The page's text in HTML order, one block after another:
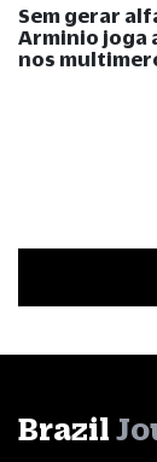
Sem gerar
Arminio joga
nos
Brazil